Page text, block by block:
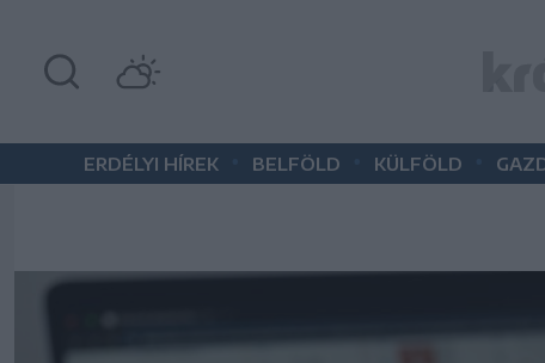
ERDÉLYI HÍREK BELFÖLD KÜLFÖLD